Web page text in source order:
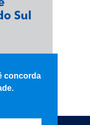
concorda